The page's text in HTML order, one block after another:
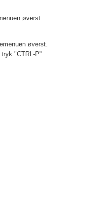
øverst
øverst.
tryk "CTRL-P"